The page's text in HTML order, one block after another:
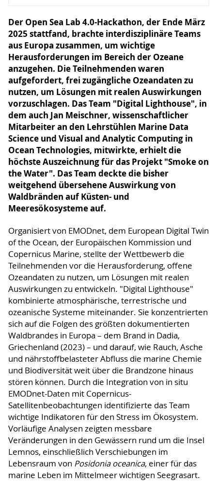
Der Open Sea Lab 4.0-Hackathon, der Ende März
2025 stattfand, brachte interdisziplinäre Teams
aus Europa zusammen, um wichtige
Herausforderungen im Bereich der Ozeane
anzugehen. Die Teilnehmenden waren
aufgefordert, frei zugängliche Ozeandaten zu
nutzen, um Lösungen mit realen Auswirkungen
vorzuschlagen. Das Team "Digital Lighthouse", in
dem auch Jan Meischner, wissenschaftlicher
Mitarbeiter an den Lehrstühlen Marine Data
Science und Visual and Analytic Computing in
Ocean Technologies, mitwirkte, erhielt die
höchste Auszeichnung für das Projekt "Smoke on
the Water". Das Team deckte die bisher
weitgehend übersehene Auswirkung von
Waldbränden auf Küsten- und
Meeresökosysteme auf.
Organisiert von EMODnet, dem European Digital Twin
of the Ocean, der Europäischen Kommission und
Copernicus Marine, stellte der Wettbewerb die
Teilnehmenden vor die Herausforderung, offene
Ozeandaten zu nutzen, um Lösungen mit realen
Auswirkungen zu entwickeln. "Digital Lighthouse"
kombinierte atmosphärische, terrestrische und
ozeanische Systeme miteinander. Sie konzentrierten
sich auf die Folgen des größten dokumentierten
Waldbrandes in Europa – dem Brand in Dadia,
Griechenland (2023) – und darauf, wie Rauch, Asche
und nährstoffbelasteter Abfluss die marine Chemie
und Biodiversität weit über die Brandzone hinaus
stören können. Durch die Integration von in situ
EMODnet-Daten mit Copernicus-
Satellitenbeobachtungen identifizierte das Team
wichtige Indikatoren für den Stress im Ökosystem.
Vorläufige Analysen zeigten messbare
Veränderungen in den Gewässern rund um die Insel
Lemnos, einschließlich Verschiebungen im
Lebensraum von Posidonia oceanica, einer für das
marine Leben im Mittelmeer wichtigen Seegrasart.